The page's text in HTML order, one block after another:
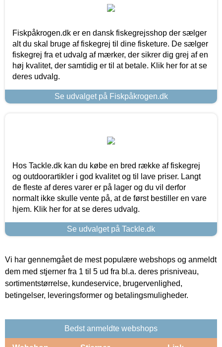
Fiskpåkrogen.dk er en dansk fiskegrejsshop der sælger
alt du skal bruge af fiskegrej til dine fisketure. De sælger
fiskegrej fra et udvalg af mærker, der sikrer dig grej af en
høj kvalitet, der samtidig er til at betale. Klik her for at se
deres udvalg.
Se udvalget på Fiskpåkrogen.dk
Hos Tackle.dk kan du købe en bred række af fiskegrej
og outdoorartikler i god kvalitet og til lave priser. Langt
de fleste af deres varer er på lager og du vil derfor
normalt ikke skulle vente på, at de først bestiller en vare
hjem. Klik her for at se deres udvalg.
Se udvalget på Tackle.dk
Vi har gennemgået de mest populære webshops og anmeldt
dem med stjerner fra 1 til 5 ud fra bl.a. deres prisniveau,
sortimentstørrelse, kundeservice, brugervenlighed,
betingelser, leveringsformer og betalingsmuligheder.
Bedst anmeldte webshops